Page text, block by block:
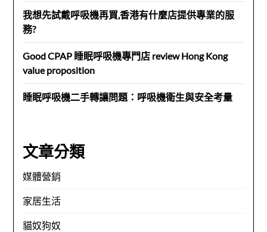
我想先試戴呼吸機再買,香港有什麼店提供專業的服
務?
Good CPAP 睡眠呼吸機專門店 review Hong Kong
value proposition
睡眠呼吸機二手轉讓問題：呼吸機衛生與安全考量
文章分類
媒體營銷
家居生活
貓奴狗奴